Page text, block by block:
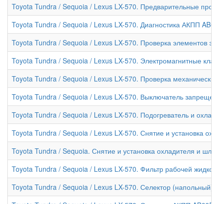
Toyota Tundra / Sequoia / Lexus LX-570. Предварительные
Toyota Tundra / Sequoia / Lexus LX-570. Диагностика АКПП
Toyota Tundra / Sequoia / Lexus LX-570. Проверка элементов
Toyota Tundra / Sequoia / Lexus LX-570. Электромагнитные
Toyota Tundra / Sequoia / Lexus LX-570. Проверка
Toyota Tundra / Sequoia / Lexus LX-570. Выключатель
Toyota Tundra / Sequoia / Lexus LX-570. Подогреватель и
Toyota Tundra / Sequoia / Lexus LX-570. Снятие и установка
Toyota Tundra / Sequoia. Снятие и установка охладителя и
Toyota Tundra / Sequoia / Lexus LX-570. Фильтр рабочей
Toyota Tundra / Sequoia / Lexus LX-570. Селектор (напольный)